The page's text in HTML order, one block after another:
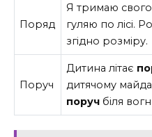
Поряд
Я тримаю
гуляю по лісі.
згідно розміру.
Поруч
Дитина літає
дитячому
поруч біля